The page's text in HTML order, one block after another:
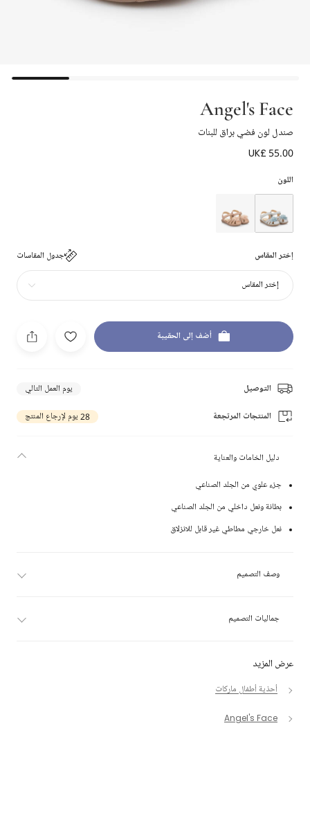
Angel's Face
صندل لون فضي براق للبنات
UK£ 55.00
اللون
إختر المقاس جدول المقاسات
إختر المقاس
أضف إلى الحقيبة
التوصيل يوم العمل التالي
المنتجات المرتجعة 28 يوم لإرجاع المنتج
عرض المزيد
أحذية أطفال ماركات
Angel's Face
دليل الخامات والعناية
جزء علوي من الجلد الصناعي
بطانة ونعل داخلي من الجلد الصناعي
نعل خارجي مطاطي غير قابل للانزلاق
وصف التصميم
جماليات التصميم